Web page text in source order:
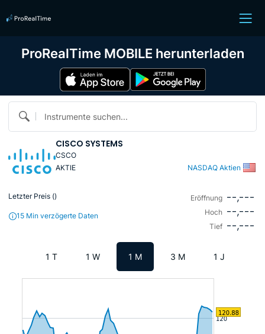
Instrumente suchen...
CISCO SYSTEMS
CSCO
AKTIE
NASDAQ Aktien
Letzter Preis ()
15 Min verzögerte Daten
Eröffnung --,---
Hoch --,---
Tief --,---
1 T 1 W 1 M 3 M 1 J
ProRealTime MOBILE herunterladen